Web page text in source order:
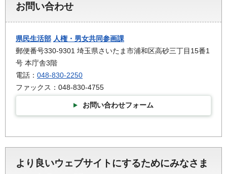
お問い合わせ
県民生活部 人権・男女共同参画課
郵便番号330-9301 埼玉県さいたま市浦和区高砂三丁目15番1
号 本庁舎3階
電話： 048-830-2250
ファックス：048-830-4755
お問い合わせフォーム
より良いウェブサイトにするためにみなさま